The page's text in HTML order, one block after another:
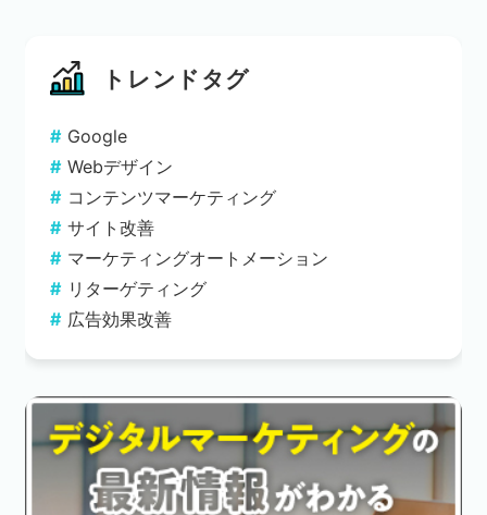
トレンドタグ
Google
Webデザイン
コンテンツマーケティング
サイト改善
マーケティングオートメーション
リターゲティング
広告効果改善